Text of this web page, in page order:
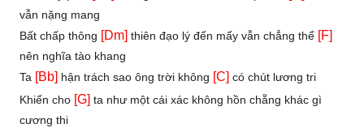
vẫn nặng mang
Bất chấp thông [Dm] thiên đạo lý đến mấy vẫn chẳng thể [F]
nên nghĩa tào khang
Ta [Bb] hận trách sao ông trời không [C] có chút lương tri
Khiến cho [G] ta như một cái xác không hồn chẵng khác gì
cương thi